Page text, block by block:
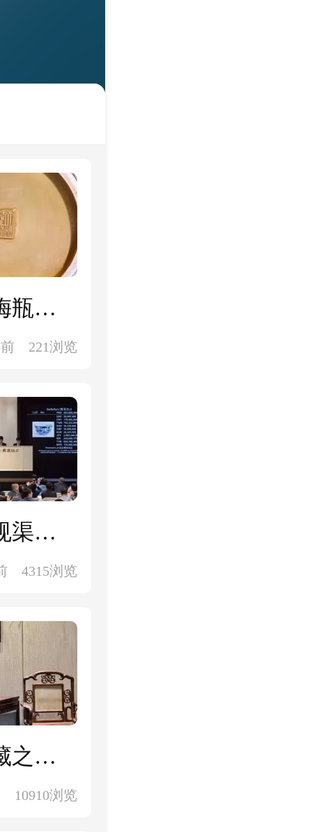
福羲御賞《粉彩描金花卉紋淺浮雕龍紋梅瓶》珍品介紹！
221浏览
细说古玩收藏的意义，教你如果通过正规渠道出手实现真正以藏养藏
4315浏览
一文揭秘拍卖行业不为人知的内幕，收藏之路长漫漫，藏家必读！
10910浏览